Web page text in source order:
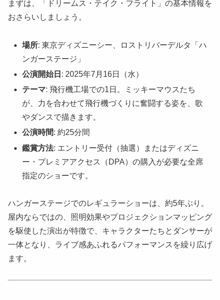
まずは、「ドリームス・テイク・フライト」の基本情報を
おさらいしましょう。
場所: 東京ディズニーシー、ロストリバーデルタ「ハ
ンガーステージ」
公演開始日 : 2025年7月16日（水）
テーマ: 飛行機工場での1日。ミッキーマウスたち
が、力を合わせて飛行機づくりに奮闘する姿を、歌
やダンスで描きます。
公演時間: 約25分間
鑑賞方法: エントリー受付（抽選）またはディズニ
ー・プレミアアクセス（DPA）の購入が必要な全席
指定のショーです。
ハンガーステージでのレギュラーショーは、約5年ぶり。
屋内ならではの、照明効果やプロジェクションマッピング
を駆使した演出が特徴で、キャラクターたちとダンサーが
一体となり、ライブ感あふれるパフォーマンスを繰り広げ
ます。